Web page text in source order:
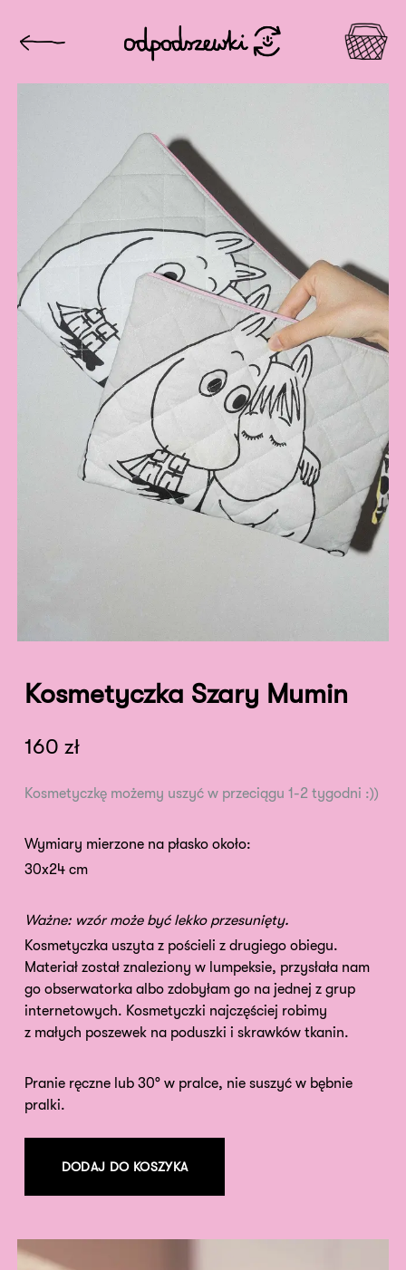
Kosmetyczka Szary Mumin
160 zł
Kosmetyczkę możemy uszyć w przeciągu 1-2 tygodni :))
Wymiary mierzone na płasko około:
30x24 cm
Ważne: wzór może być lekko przesunięty.
Kosmetyczka uszyta z pościeli z drugiego obiegu.
Materiał został znaleziony w lumpeksie, przysłała nam
go obserwatorka albo zdobyłam go na jednej z grup
internetowych. Kosmetyczki najczęściej robimy
z małych poszewek na poduszki i skrawków tkanin.
Pranie ręczne lub 30° w pralce, nie suszyć w bębnie
pralki.
DODAJ DO KOSZYKA